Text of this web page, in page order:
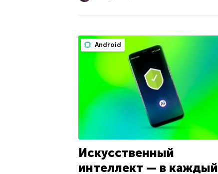
Android
Искусственный
интеллект — в каждый